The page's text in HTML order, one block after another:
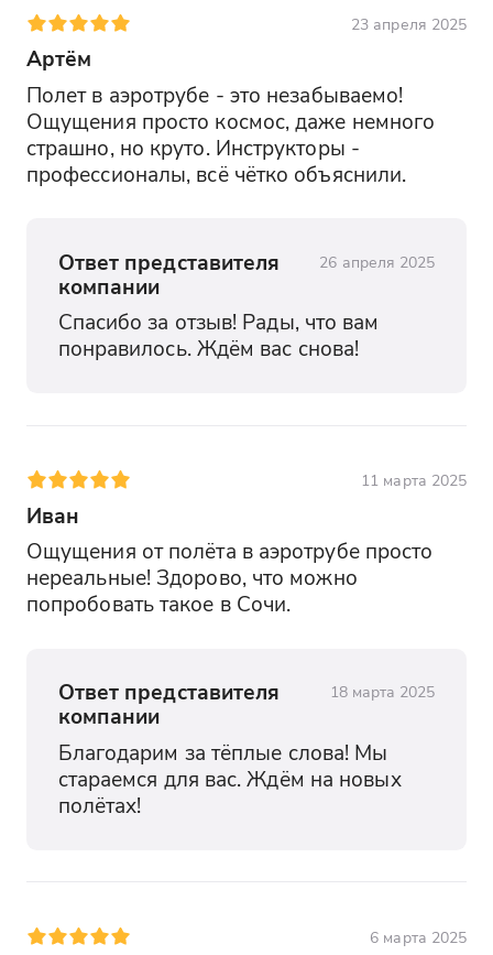
23 апреля 2025
Артём
Полет в аэротрубе - это незабываемо!
Ощущения просто космос, даже немного
страшно, но круто. Инструкторы -
профессионалы, всё чётко объяснили.
Ответ представителя
компании
26 апреля 2025
Спасибо за отзыв! Рады, что вам
понравилось. Ждём вас снова!
11 марта 2025
Иван
Ощущения от полёта в аэротрубе просто
нереальные! Здорово, что можно
попробовать такое в Сочи.
Ответ представителя
компании
18 марта 2025
Благодарим за тёплые слова! Мы
стараемся для вас. Ждём на новых
полётах!
6 марта 2025